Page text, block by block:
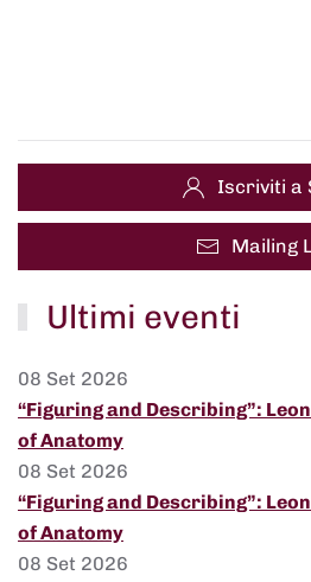
Iscriviti a
Mailing
Ultimi eventi
08 Set 2026
“Figuring and Describing”:
of Anatomy
08 Set 2026
“Figuring and Describing”:
of Anatomy
08 Set 2026